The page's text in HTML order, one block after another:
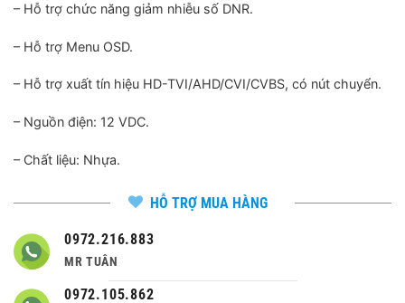
– Hỗ trợ chức năng giảm nhiễu số DNR.
– Hỗ trợ Menu OSD.
– Hỗ trợ xuất tín hiệu HD-TVI/AHD/CVI/CVBS, có nút chuyển.
– Nguồn điện: 12 VDC.
– Chất liệu: Nhựa.
HỖ TRỢ MUA HÀNG
0972.216.883
MR TUÂN
0972.105.862